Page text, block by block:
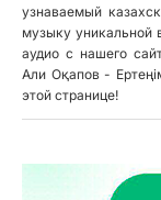
узнаваемый
музыку уникальной
аудио с нашего
Али Оқапов -
этой странице!